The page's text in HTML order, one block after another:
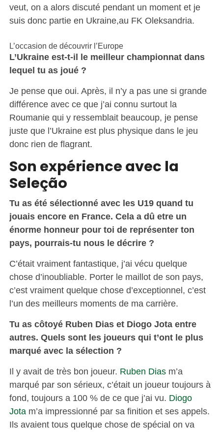
veut, on a alors discuté pendant un moment et je
suis donc partie en Ukraine,au FK Oleksandria.
L’occasion de découvrir l’Europe
L’Ukraine est-t-il le meilleur championnat dans
lequel tu as joué ?
Je pense que oui. Après, il n’y a pas une si grande
différence avec ce que j’ai connu surtout la
Roumanie qui y ressemblait beaucoup, je pense
juste que l’Ukraine est plus physique dans le jeu
donc rien de flagrant.
Son expérience avec la
Seleção
Tu as été sélectionné avec les U19 quand tu
jouais encore en France. Cela a dû etre un
énorme honneur pour toi de représenter ton
pays, pourrais-tu nous le décrire ?
C’était vraiment fantastique, j’ai vécu quelque
chose d’inoubliable. Porter le maillot de son pays,
c’est vraiment quelque chose d’exceptionnel, c’est
l’un des meilleurs moments de ma carrière.
Tu as côtoyé Ruben Dias et Diogo Jota entre
autres. Quels sont les joueurs qui t’ont le plus
marqué avec la sélection ?
Il y avait de très bon joueur. Ruben Diasm’a
marqué par son sérieux, c’était un joueur toujours à
fond, toujours a 100 % de ce que j’ai vu. Diogo
Jotam’a impressionné par sa finition et ses appels.
Ils avaient tous quelque chose de spécial on va